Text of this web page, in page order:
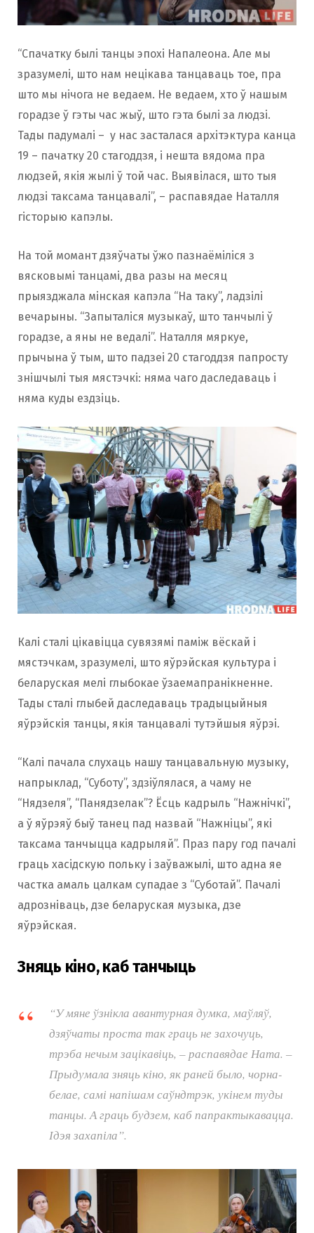
“Спачатку былі танцы эпохі Напалеона. Але мы
зразумелі, што нам нецікава танцаваць тое, пра
што мы нічога не ведаем. Не ведаем, хто ў нашым
горадзе ў гэты час жыў, што гэта былі за людзі.
Тады падумалі – у нас засталася архітэктура канца
19 – пачатку 20 стагоддзя, і нешта вядома пра
людзей, якія жылі ў той час. Выявілася, што тыя
людзі таксама танцавалі”, – распавядае Наталля
гісторыю капэлы.
На той момант дзяўчаты ўжо пазнаёміліся з
вясковымі танцамі, два разы на месяц
прыязджала мінская капэла “На таку”, ладзілі
вечарыны. “Запыталіся музыкаў, што танчылі ў
горадзе, а яны не ведалі”. Наталля мяркуе,
прычына ў тым, што падзеі 20 стагоддзя папросту
знішчылі тыя мястэчкі: няма чаго даследаваць і
няма куды ездзіць.
Калі сталі цікавіцца сувязямі паміж вёскай і
мястэчкам, зразумелі, што яўрэйская культура і
беларуская мелі глыбокае ўзаемапранікненне.
Тады сталі глыбей даследаваць традыцыйныя
яўрэйскія танцы, якія танцавалі тутэйшыя яўрэі.
“Калі пачала слухаць нашу танцавальную музыку,
напрыклад, “Суботу”, здзіўлялася, а чаму не
“Нядзеля”, “Панядзелак”? Ёсць кадрыль “Нажнічкі”,
а ў яўрэяў быў танец пад назвай “Нажніцы”, які
таксама танчыцца кадрыляй”. Праз пару год пачалі
граць хасідскую польку і заўважылі, што адна яе
частка амаль цалкам супадае з “Суботай”. Пачалі
адрозніваць, дзе беларуская музыка, дзе
яўрэйская.
Зняць кіно, каб танчыць
“У мяне ўзнікла авантурная думка, маўляў,
дзяўчаты проста так граць не захочуць,
трэба нечым зацікавіць, – распавядае Ната. –
Прыдумала зняць кіно, як раней было, чорна-
белае, самі напішам саўндтрэк, укінем туды
танцы. А граць будзем, каб папрактыкавацца.
Ідэя захапіла”.